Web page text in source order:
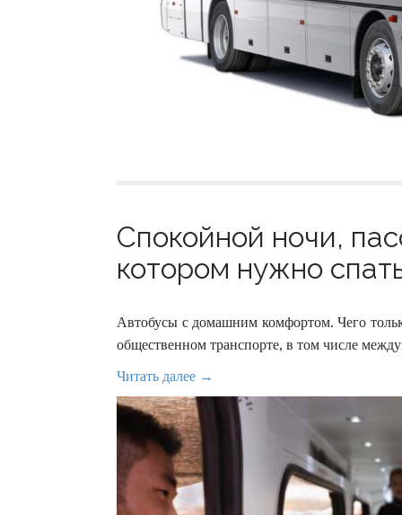
Спокойной ночи,
котором нужно
Автобусы с домашним комфортом. Чего
общественном транспорте, в том числе
Читать далее →